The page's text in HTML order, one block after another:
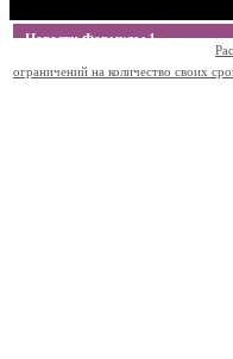
Новости Формулы 1
ограничений на количество своих